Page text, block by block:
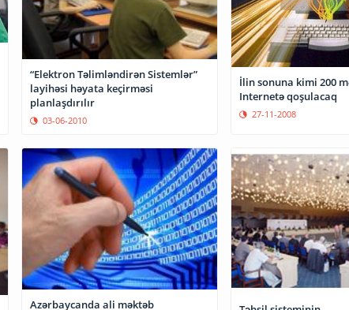
“Elektron Təlimləndirən Sistemlər”
layihəsi həyata keçirməsi
planlaşdırılır
03-06-2010
İlin sonuna kimi 200 məktəb
Internetə qoşulacaq
27-11-2008
Azərbaycanda ali məktəb